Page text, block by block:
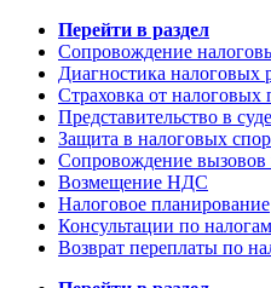
Перейти в раздел
Сопровождение
Диагностика налоговых
Страховка от налоговых
Представительство в суде
Защита в налоговых
Сопровождение
Возмещение НДС
Налоговое планирование
Консультации по налогам
Возврат переплаты по